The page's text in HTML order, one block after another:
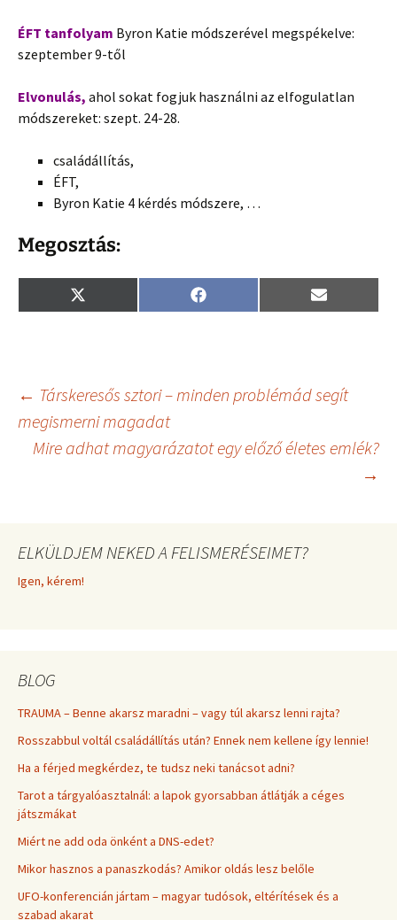
ÉFT tanfolyam Byron Katie módszerével megspékelve:
szeptember 9-től
Elvonulás, ahol sokat fogjuk használni az elfogulatlan
módszereket: szept. 24-28.
családállítás,
ÉFT,
Byron Katie 4 kérdés módszere, …
Megosztás:
Share
on
X
(
e
r
)
Share
on
F
a
o
k
Share
on
E
m
Bejegyzés
navigáció
← Társkeresős sztori – minden problémád segít
megismerni magadat
Mire adhat magyarázatot egy előző életes emlék?
→
ELKÜLDJEM NEKED A FELISMERÉSEIMET?
Igen, kérem!
BLOG
TRAUMA – Benne akarsz maradni – vagy túl akarsz lenni rajta?
Rosszabbul voltál családállítás után? Ennek nem kellene így lennie!
Ha a férjed megkérdez, te tudsz neki tanácsot adni?
Tarot a tárgyalóasztalnál: a lapok gyorsabban átlátják a céges
játszmákat
Miért ne add oda önként a DNS-edet?
Mikor hasznos a panaszkodás? Amikor oldás lesz belőle
UFO-konferencián jártam – magyar tudósok, eltérítések és a
szabad akarat